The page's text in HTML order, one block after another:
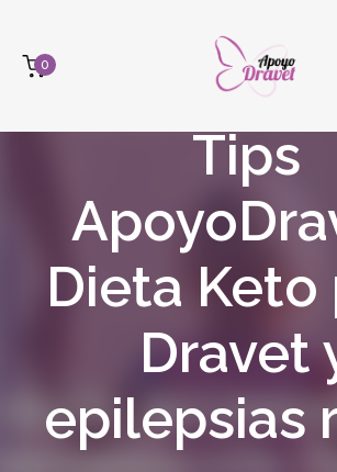
0
Tips
Dieta Keto
Dravet
epilepsias